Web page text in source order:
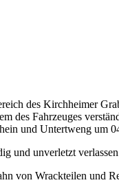
des Kirchheimer
des Fahrzeuges
und Untertweng um
und unverletzt
von Wrackteilen und